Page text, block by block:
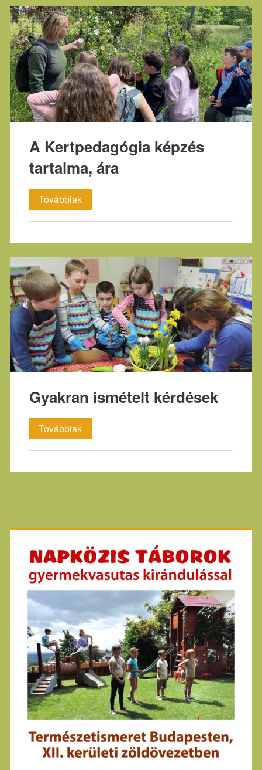
felépítése
A Kertpedagógia képzés
tartalma, ára
TovábbiakA
Kertpedagógia
képzés
tartalma,
ára
Gyakran ismételt kérdések
TovábbiakGyakran
ismételt
kérdések
Primary
Sidebar